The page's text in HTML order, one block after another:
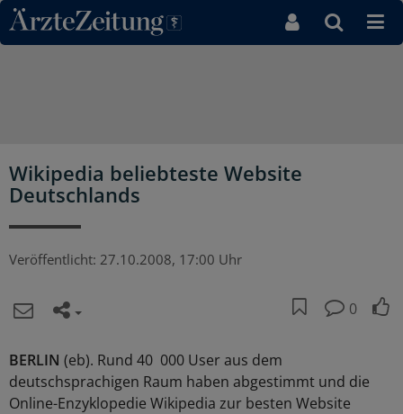
Direkt zum Inhaltsbereich
Wikipedia beliebteste Website
Deutschlands
Veröffentlicht: 27.10.2008, 17:00 Uhr
0
BERLIN (eb). Rund 40 000 User aus dem
deutschsprachigen Raum haben abgestimmt und die
Online-Enzyklopedie Wikipedia zur besten Website